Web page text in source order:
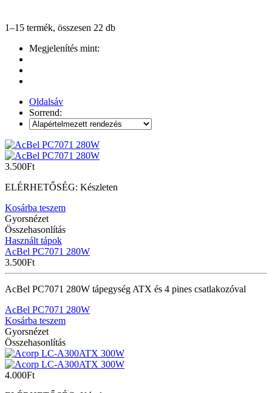
1–15 termék, összesen 22 db
Megjelenítés mint:
Oldalsáv
Sorrend:
3.500Ft
ELÉRHETŐSÉG: Készleten
Kosárba teszem
Gyorsnézet
Összehasonlítás
Használt tápok
AcBel PC7071 280W
3.500Ft
AcBel PC7071 280W tápegység ATX és 4 pines csatlakozóval
AcBel PC7071 280W
Kosárba teszem
Gyorsnézet
Összehasonlítás
4.000Ft